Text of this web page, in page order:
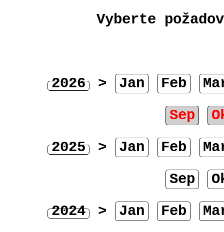
Vyberte
2026 > Jan Feb
Sep
2025
> Jan Feb
Sep
2024
> Jan Feb